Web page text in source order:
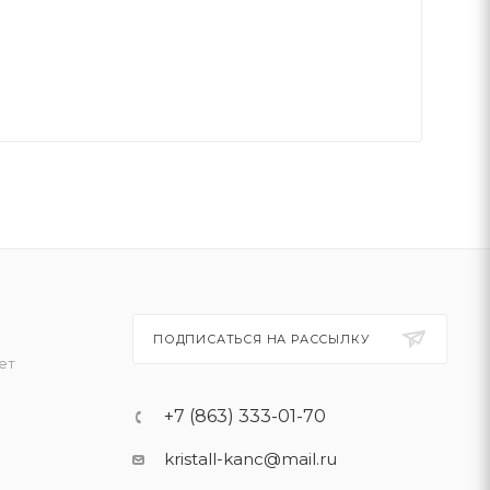
ПОДПИСАТЬСЯ НА РАССЫЛКУ
+7 (863) 333-01-70
kristall-kanc@mail.ru